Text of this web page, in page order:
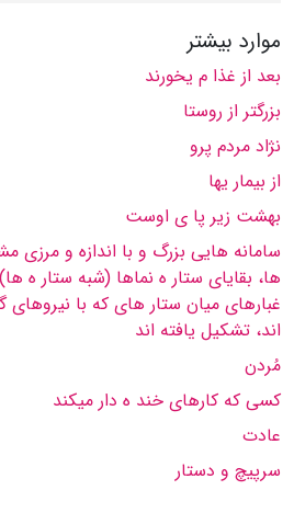
موارد بیشتر
بعد از غذا م یخورند
بزرگتر از روستا
نژاد مردم پرو
از بیمار یها
بهشت زیر پا ی اوست
سامانه هایی بزرگ و با اندازه و
ها، بقایای ستار ه نماها (شبه ستار ه
غبارهای میان ستار های که با
اند، تشکیل یافته اند
مُردن
کسی که کارهای خند ه دار میکند
عادت
سرپیچ و دستار